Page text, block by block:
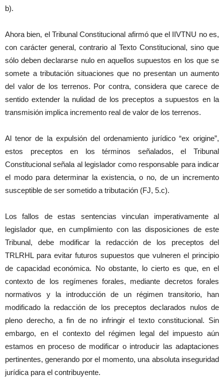
b).
Ahora bien, el Tribunal Constitucional afirmó que el IIVTNU no es,
con carácter general, contrario al Texto Constitucional, sino que
sólo deben declararse nulo en aquellos supuestos en los que se
somete a tributación situaciones que no presentan un aumento
del valor de los terrenos. Por contra, considera que carece de
sentido extender la nulidad de los preceptos a supuestos en la
transmisión implica incremento real de valor de los terrenos.
Al tenor de la expulsión del ordenamiento jurídico “ex origine”,
estos preceptos en los términos señalados, el Tribunal
Constitucional señala al legislador como responsable para indicar
el modo para determinar la existencia, o no, de un incremento
susceptible de ser sometido a tributación (FJ, 5.c).
Los fallos de estas sentencias vinculan imperativamente al
legislador que, en cumplimiento con las disposiciones de este
Tribunal, debe modificar la redacción de los preceptos del
TRLRHL para evitar futuros supuestos que vulneren el principio
de capacidad económica. No obstante, lo cierto es que, en el
contexto de los regímenes forales, mediante decretos forales
normativos y la introducción de un régimen transitorio, han
modificado la redacción de los preceptos declarados nulos de
pleno derecho, a fin de no infringir el texto constitucional. Sin
embargo, en el contexto del régimen legal del impuesto aún
estamos en proceso de modificar o introducir las adaptaciones
pertinentes, generando por el momento, una absoluta inseguridad
jurídica para el contribuyente.